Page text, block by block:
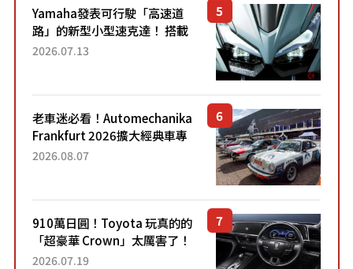
Yamaha發表可行駛「高速道
路」的新型小型速克達！ 搭載
能享受超強勁「渦輪感」的動
2026.07.13
老車迷必看！Automechanika
Frankfurt 2026擴大經典車專
區 1954年珍稀古董車現場修復
2026.08.07
910萬日圓！Toyota 玩真的的
「超豪華 Crown」太厲害了！
採用由「匠人技藝」打造的
2026.07.19